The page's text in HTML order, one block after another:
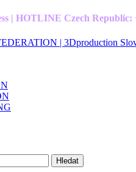
| HOTLINE Czech